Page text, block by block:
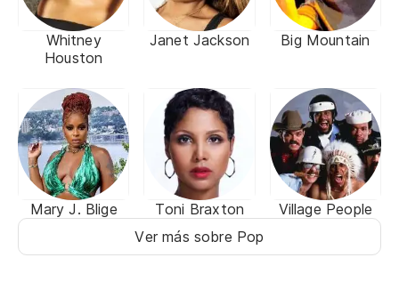
Whitney
Houston
Janet Jackson Big Mountain
Mary J. Blige Toni Braxton
Village People
Ver más sobre Pop